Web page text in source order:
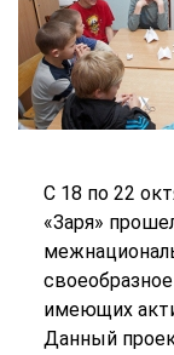
С 18 по 22
«Заря»
имеющих
Данный